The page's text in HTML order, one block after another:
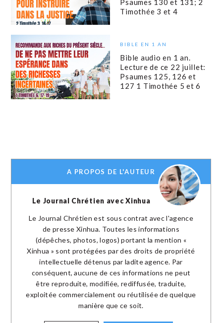
Psaumes 130 et 131; 2
Timothée 3 et 4
BIBLE EN 1 AN
Bible audio en 1 an.
Lecture de ce 22 juillet:
Psaumes 125, 126 et
127 1 Timothée 5 et 6
A PROPOS DE L'AUTEUR
Le Journal Chrétien avec Xinhua
Le Journal Chrétien est sous contrat avec l'agence
de presse Xinhua. Toutes les informations
(dépêches, photos, logos) portant la mention «
Xinhua » sont protégées par des droits de propriété
intellectuelle détenus par ladite agence. Par
conséquent, aucune de ces informations ne peut
être reproduite, modifiée, rediffusée, traduite,
exploitée commercialement ou réutilisée de quelque
manière que ce soit.